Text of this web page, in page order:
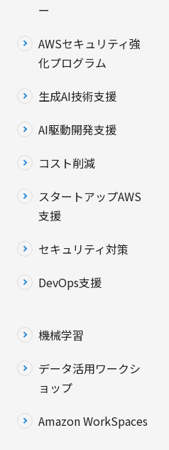
ー
AWSセキュリティ強
化プログラム
生成AI技術支援
AI駆動開発支援
コスト削減
スタートアップAWS
支援
セキュリティ対策
DevOps支援
機械学習
データ活用ワークシ
ョップ
Amazon WorkSpaces